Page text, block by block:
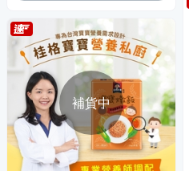
補貨中